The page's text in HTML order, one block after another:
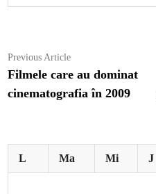
Navigare
în
articole
Previous ArticlePrevious
article:
Filmele care au dominat
cinematografia în 2009
L Ma Mi J